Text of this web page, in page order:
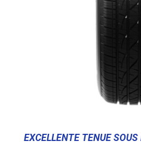
EXCELLENTE TENUE